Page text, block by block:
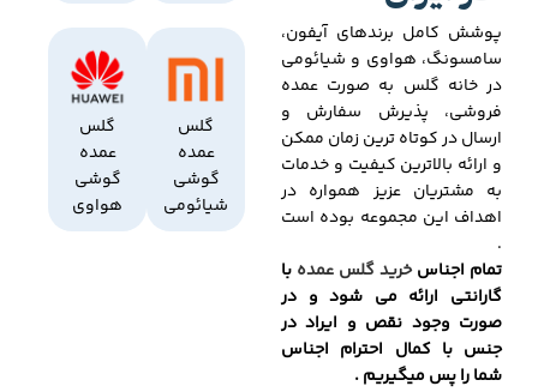
پوشش کامل برندهای آیفون،
سامسونگ، هواوی و شیائومی
در خانه گلس به صورت عمده
فروشی، پذیرش سفارش و
ارسال در کوتاه ترین زمان ممکن
و ارائه بالاترین کیفیت و خدمات
به مشتریان عزیز همواره در
اهداف این مجموعه بوده است
.
تمام اجناسخرید گلس عمده با
گارانتی ارائه می شود و در
صورت وجود نقص و ایراد در
جنس با کمال احترام اجناس
شما را پس میگیریم .
گلس
عمده
گوشی
شیائومی
گلس
عمده
گوشی
هواوی